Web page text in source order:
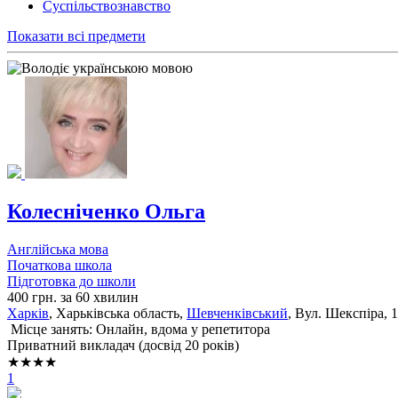
Суспільствознавство
Показати всі предмети
Колесніченко Ольга
Англійська мова
Початкова школа
Підготовка до школи
400 грн. за 60 хвилин
Харків, Харьківська область, Шевченківський, Вул. Шекспіра,
Місце занять: Онлайн, вдома у репетитора
Приватний викладач (досвід 20 років)
★★★★
1